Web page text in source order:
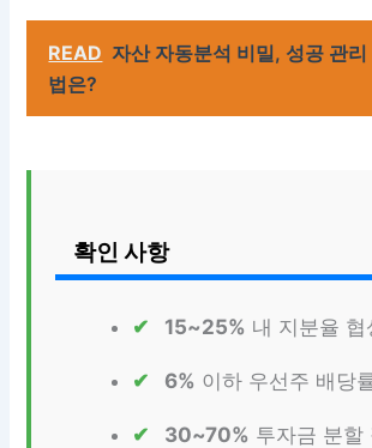
READ 자산 자동분석 비밀, 성공 관리
법은?
확인 사항
15~25% 내 지분율 협
6% 이하 우선주 배당
30~70% 투자금 분할